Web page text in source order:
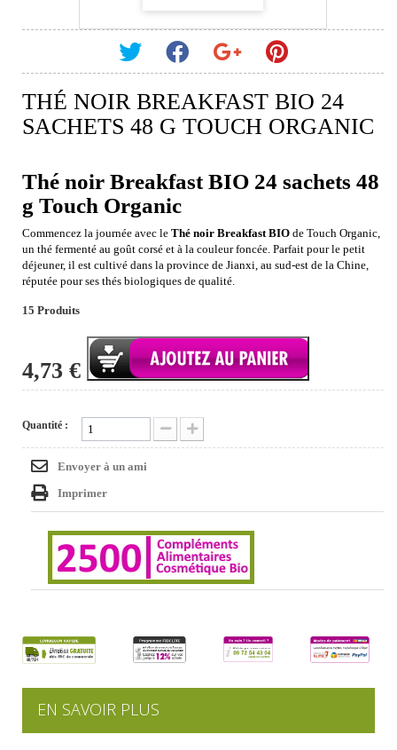
THÉ NOIR BREAKFAST BIO 24
SACHETS 48 G TOUCH ORGANIC
Thé noir Breakfast BIO 24 sachets 48
g Touch Organic
Commencez la journée avec le Thé noir Breakfast BIO de Touch Organic,
un thé fermenté au goût corsé et à la couleur foncée. Parfait pour le petit
déjeuner, il est cultivé dans la province de Jianxi, au sud-est de la Chine,
réputée pour ses thés biologiques de qualité.
15 Produits
4,73 €
Quantité :
Envoyer à un ami
Imprimer
EN SAVOIR PLUS